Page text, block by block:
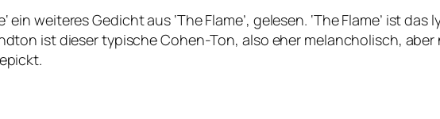
ein weiteres Gedicht aus ‘The Flame’, gelesen. ‘The Flame’ ist
ist dieser typische Cohen-Ton, also eher melancholisch,